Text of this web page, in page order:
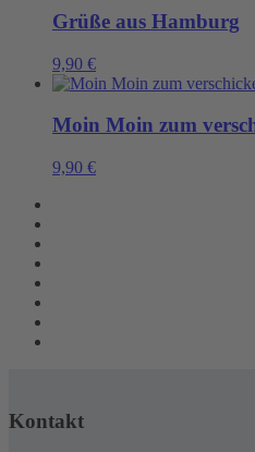
Grüße aus Hamburg
9,90 €
Moin Moin zum
9,90 €
Kontakt